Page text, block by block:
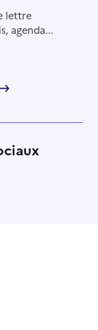
lettre
agenda...